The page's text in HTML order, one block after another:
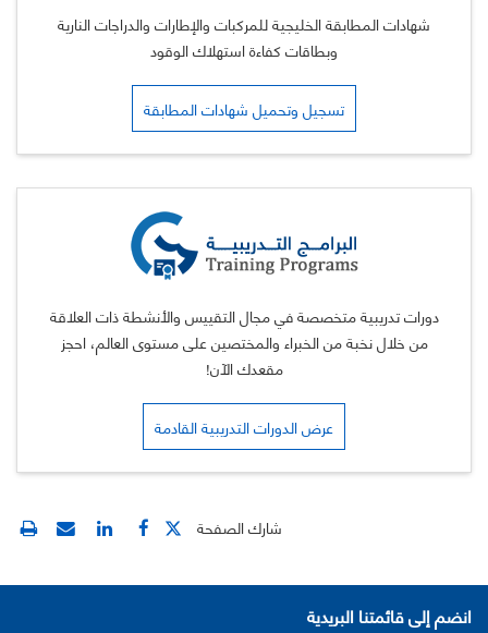
شهادات المطابقة الخليجية للمركبات والإطارات والدراجات النارية
وبطاقات كفاءة استهلاك الوقود
تسجيل وتحميل شهادات المطابقة
دورات تدريبية متخصصة في مجال التقييس والأنشطة ذات العلاقة
من خلال نخبة من الخبراء والمختصين على مستوى العالم، احجز
مقعدك الآن!
عرض الدورات التدريبية القادمة
شارك الصفحة
انضم إلى قائمتنا البريدية